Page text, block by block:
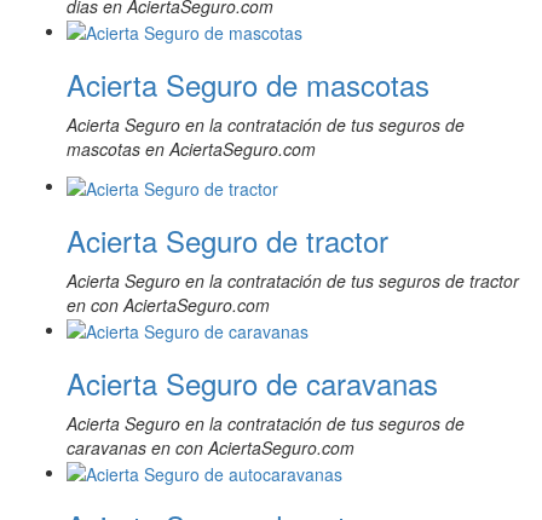
dias en AciertaSeguro.com
Acierta Seguro de mascotas
Acierta Seguro en la contratación de tus seguros de
mascotas en AciertaSeguro.com
Acierta Seguro de tractor
Acierta Seguro en la contratación de tus seguros de tractor
en con AciertaSeguro.com
Acierta Seguro de caravanas
Acierta Seguro en la contratación de tus seguros de
caravanas en con AciertaSeguro.com